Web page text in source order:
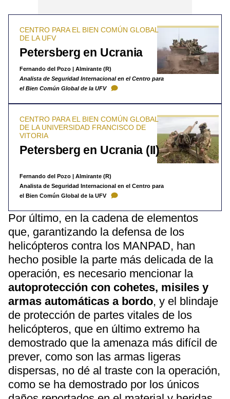
CENTRO PARA EL BIEN COMÚN GLOBAL
DE LA UFV
Petersberg en Ucrania
Fernando del Pozo | Almirante (R)
Analista de Seguridad Internacional en el Centro para
el Bien Común Global de la UFV
CENTRO PARA EL BIEN COMÚN GLOBAL
DE LA UNIVERSIDAD FRANCISCO DE
VITORIA
Petersberg en Ucrania (II)
Fernando del Pozo | Almirante (R)
​Analista de Seguridad Internacional en el Centro para
el Bien Común Global de la UFV
Por último, en la cadena de elementos
que, garantizando la defensa de los
helicópteros contra los MANPAD, han
hecho posible la parte más delicada de la
operación, es necesario mencionar la
autoprotección con cohetes, misiles y
armas automáticas a bordo, y el blindaje
de protección de partes vitales de los
helicópteros, que en último extremo ha
demostrado que la amenaza más difícil de
prever, como son las armas ligeras
dispersas, no dé al traste con la operación,
como se ha demostrado por los únicos